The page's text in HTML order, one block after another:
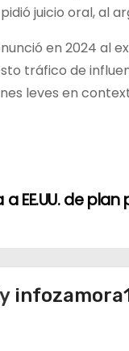
juicio oral, al
en 2024 al
tráfico de
leves en
EE.UU. de